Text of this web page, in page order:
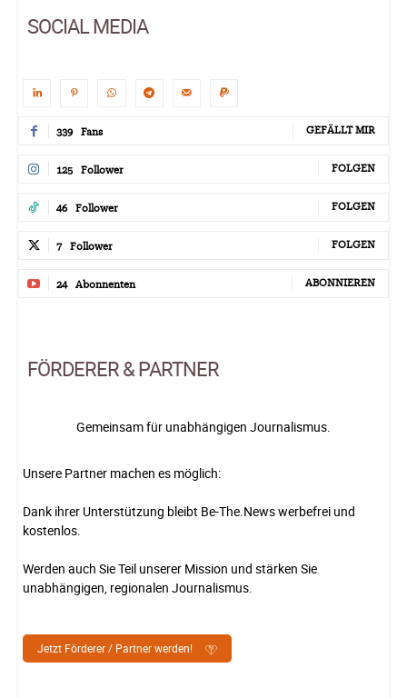
SOCIAL MEDIA
339 Fans GEFÄLLT MIR
125 Follower FOLGEN
46 Follower FOLGEN
7 Follower FOLGEN
24 Abonnenten ABONNIEREN
FÖRDERER & PARTNER
Gemeinsam für unabhängigen Journalismus.
Unsere Partner machen es möglich:
Dank ihrer Unterstützung bleibt Be-The.News werbefrei und
kostenlos.
Werden auch Sie Teil unserer Mission und stärken Sie
unabhängigen, regionalen Journalismus.
Jetzt Förderer / Partner werden!